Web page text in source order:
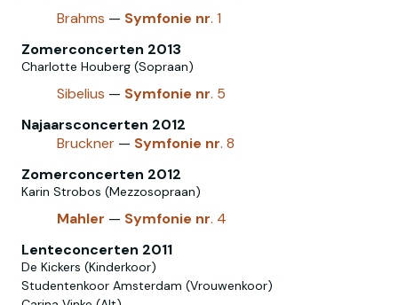
Brahms — Symfonie nr. 1
Zomerconcerten 2013
Charlotte Houberg (Sopraan)
Sibelius — Symfonie nr. 5
Najaarsconcerten 2012
Bruckner — Symfonie nr. 8
Zomerconcerten 2012
Karin Strobos (Mezzosopraan)
Mahler — Symfonie nr. 4
Lenteconcerten 2011
De Kickers (Kinderkoor)
Studentenkoor Amsterdam (Vrouwenkoor)